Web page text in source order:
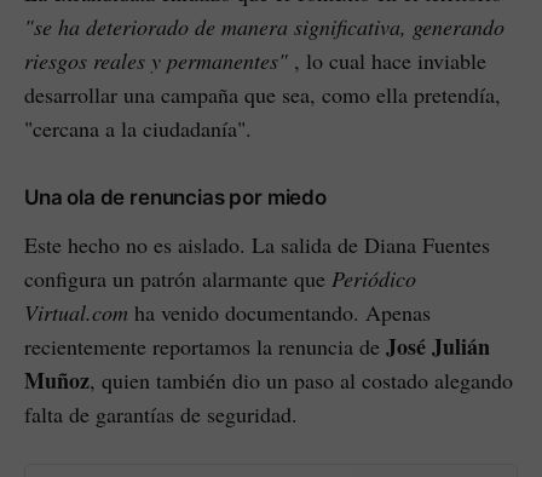
"se ha deteriorado de manera significativa, generando
riesgos reales y permanentes" , lo cual hace inviable
desarrollar una campaña que sea, como ella pretendía,
"cercana a la ciudadanía".
Una ola de renuncias por miedo
Este hecho no es aislado. La salida de Diana Fuentes
configura un patrón alarmante que Periódico
Virtual.com ha venido documentando. Apenas
recientemente reportamos la renuncia de José Julián
Muñoz, quien también dio un paso al costado alegando
falta de garantías de seguridad.